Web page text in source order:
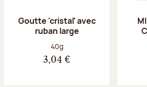
Goutte 'cristal' avec
ruban large
Poids net :
40g
3,04 €